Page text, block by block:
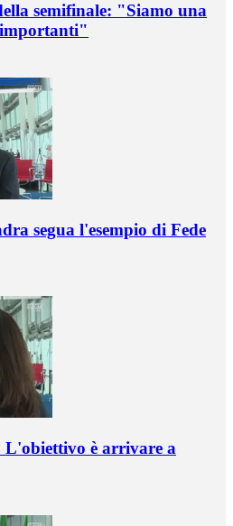
semifinale: "Siamo una
segua l'esempio di Fede
è arrivare a